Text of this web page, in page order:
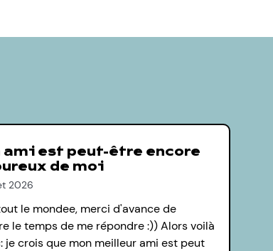
ami est peut-être encore
de moi
2026
le mondee, merci d'avance de
le temps de me répondre :)) Alors voilà
je crois que mon meilleur ami est peut